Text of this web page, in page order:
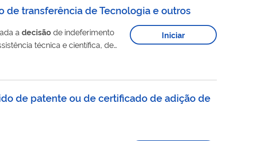
transferência de Tecnologia e outros
a decisãode indeferimento
técnica e científica, de
de licença de exploração de
Iniciar
de patente ou de certificado de adição de